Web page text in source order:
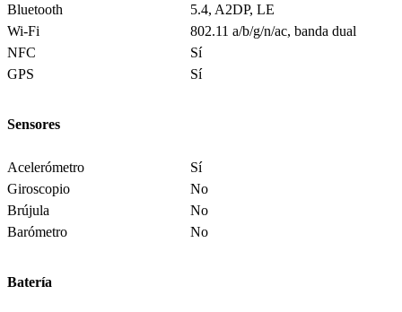
Bluetooth
5.4, A2DP, LE
Wi-Fi
802.11 a/b/g/n/ac, banda dual
NFC
Sí
GPS
Sí
Sensores
Acelerómetro
Sí
Giroscopio
No
Brújula
No
Barómetro
No
Batería